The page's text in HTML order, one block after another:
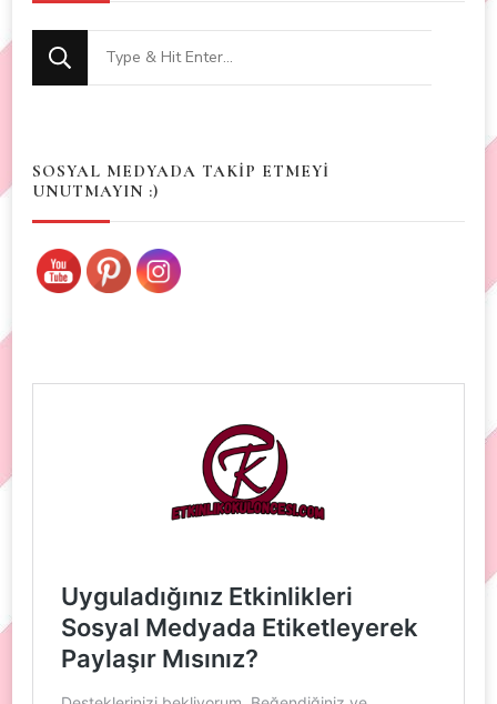
Looking
for
SOSYAL MEDYADA TAKİP ETMEYİ
UNUTMAYIN :)